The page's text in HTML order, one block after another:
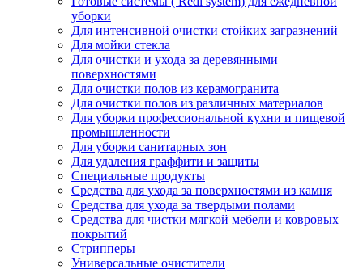
уборки
Для интенсивной очистки стойких загразнений
Для мойки стекла
Для очистки и ухода за деревянными
поверхностями
Для очистки полов из керамогранита
Для очистки полов из различных материалов
Для уборки профессиональной кухни и пищевой
промышленности
Для уборки санитарных зон
Для удаления граффити и защиты
Специальные продукты
Средства для ухода за поверхностями из камня
Средства для ухода за твердыми полами
Средства для чистки мягкой мебели и ковровых
покрытий
Стрипперы
Универсальные очистители